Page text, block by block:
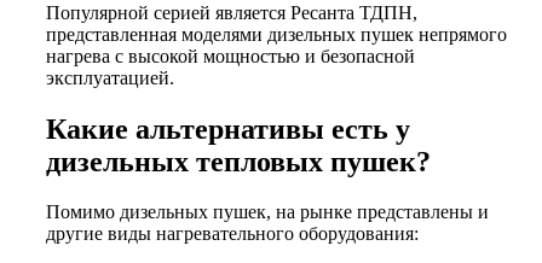
Популярной серией является Ресанта ТДПН,
представленная моделями дизельных пушек непрямого
нагрева с высокой мощностью и безопасной
эксплуатацией.
Какие альтернативы есть у
дизельных тепловых пушек?
Помимо дизельных пушек, на рынке представлены и
другие виды нагревательного оборудования: